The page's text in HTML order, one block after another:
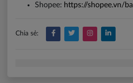
Shopee: https://shopee.vn/
Chia sẻ: